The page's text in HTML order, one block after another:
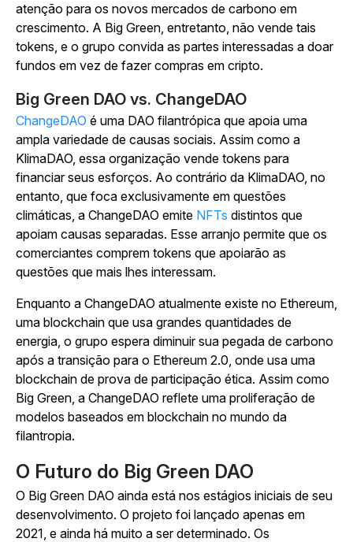
atenção para os novos mercados de carbono em
crescimento. A Big Green, entretanto, não vende tais
tokens, e o grupo convida as partes interessadas a doar
fundos em vez de fazer compras em cripto.
Big Green DAO vs. ChangeDAO
ChangeDAO é uma DAO filantrópica que apoia uma
ampla variedade de causas sociais. Assim como a
KlimaDAO, essa organização vende tokens para
financiar seus esforços. Ao contrário da KlimaDAO, no
entanto, que foca exclusivamente em questões
climáticas, a ChangeDAO emite NFTs distintos que
apoiam causas separadas. Esse arranjo permite que os
comerciantes comprem tokens que apoiarão as
questões que mais lhes interessam.
Enquanto a ChangeDAO atualmente existe no Ethereum,
uma blockchain que usa grandes quantidades de
energia, o grupo espera diminuir sua pegada de carbono
após a transição para o Ethereum 2.0, onde usa uma
blockchain de prova de participação ética. Assim como
Big Green, a ChangeDAO reflete uma proliferação de
modelos baseados em blockchain no mundo da
filantropia.
O Futuro do Big Green DAO
O Big Green DAO ainda está nos estágios iniciais de seu
desenvolvimento. O projeto foi lançado apenas em
2021, e ainda há muito a ser determinado. Os